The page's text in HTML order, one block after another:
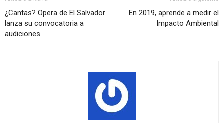
¿Cantas? Opera de El Salvador
lanza su convocatoria a
audiciones
En 2019, aprende a medir el
Impacto Ambiental